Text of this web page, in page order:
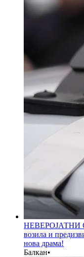
НЕВЕРОЈАТНИ
возила и
нова драма!
Балкан•